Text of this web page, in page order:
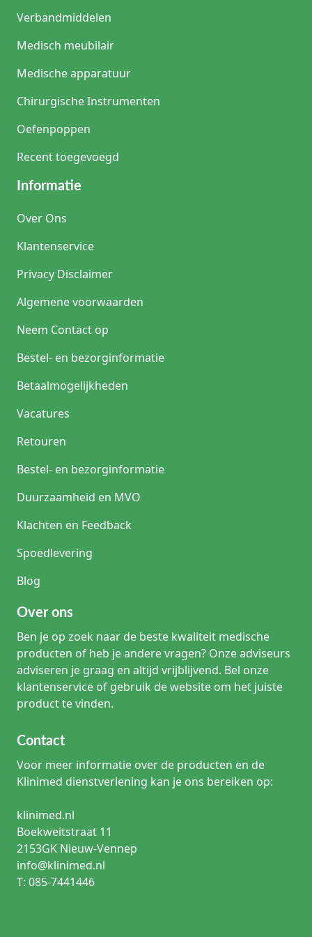
Verbandmiddelen
Medisch meubilair
Medische apparatuur
Chirurgische Instrumenten
Oefenpoppen
Recent toegevoegd
Informatie
Over Ons
Klantenservice
Privacy Disclaimer
Algemene voorwaarden
Neem Contact op
Bestel- en bezorginformatie
Betaalmogelijkheden
Vacatures
Retouren
Bestel- en bezorginformatie
Duurzaamheid en MVO
Klachten en Feedback
Spoedlevering
Blog
Over ons
Ben je op zoek naar de beste kwaliteit medische
producten of heb je andere vragen? Onze adviseurs
adviseren je graag en altijd vrijblijvend. Bel onze
klantenservice of gebruik de website om het juiste
product te vinden.
Contact
Voor meer informatie over de producten en de
Klinimed dienstverlening kan je ons bereiken op:
klinimed.nl
Boekweitstraat 11
2153GK Nieuw-Vennep
info@klinimed.nl
T: 085-7441446